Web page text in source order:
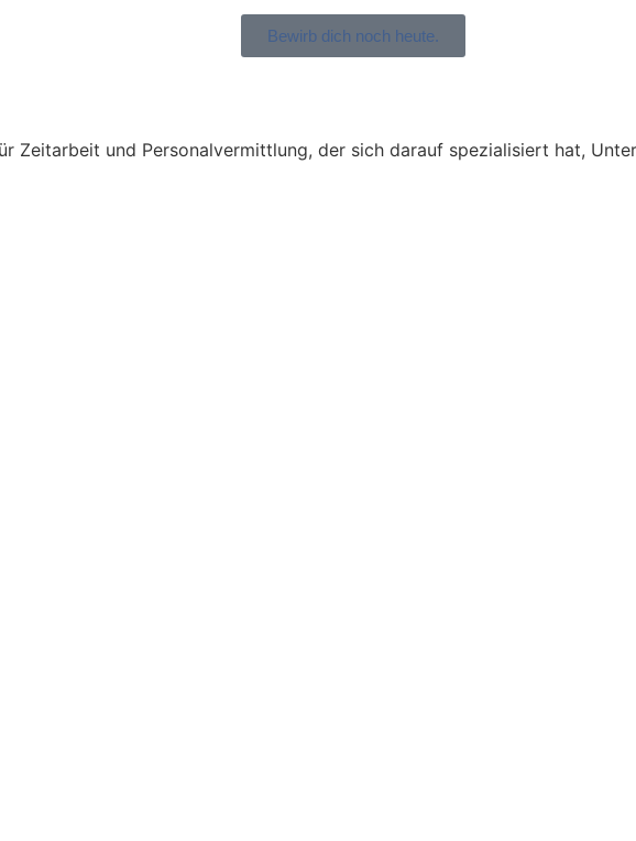
Bewirb dich noch heute.
Zeitarbeit und Personalvermittlung, der sich darauf spezialisiert hat,